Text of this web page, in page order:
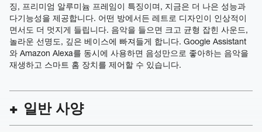
징, 프리미엄 알루미늄 프레임이 특징이며, 지금은 더 나은 성능과
다기능성을 제공합니다. 어떤 방에서든 레트로 디자인이 인상적이
면서도 더 멋지게 들립니다. 음악을 들으면 크고 균형 잡힌 사운드,
놀라운 선명도, 깊은 베이스에 빠져들게 합니다. Google Assistant
와 Amazon Alexa를 동시에 사용하면 음성만으로 좋아하는 음악을
재생하고 스마트 홈 장치를 제어할 수 있습니다.
일반 사양